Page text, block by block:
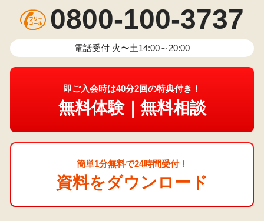
0800-100-3737
電話受付 火〜土14:00～20:00
即ご入会時は40分2回の特典付き！
無料体験｜無料相談
簡単1分無料で24時間受付！
資料をダウンロード